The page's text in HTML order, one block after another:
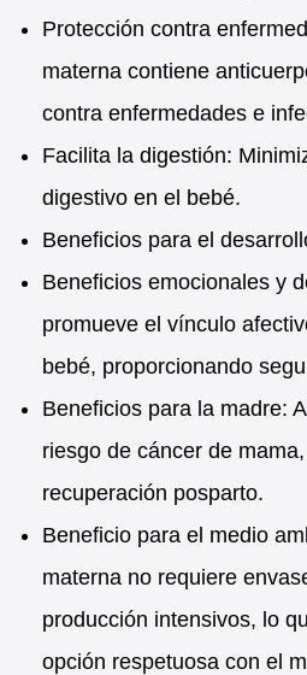
Protección contra
materna contiene
contra enfermedades e
Facilita la digestión:
digestivo en el bebé.
Beneficios para el
Beneficios emocionales y
promueve el vínculo
bebé, proporcionando
Beneficios para la madre:
riesgo de cáncer de
recuperación posparto.
Beneficio para el medio
materna no requiere
producción intensivos, lo
opción respetuosa con el